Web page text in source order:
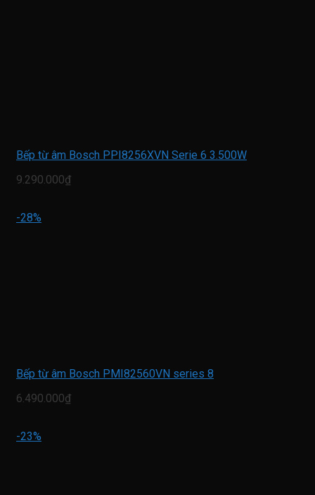
Bếp từ âm Bosch PPI8256XVN Serie 6 3.500W
9.290.000₫
-28%
Bếp từ âm Bosch PMI82560VN series 8
6.490.000₫
-23%